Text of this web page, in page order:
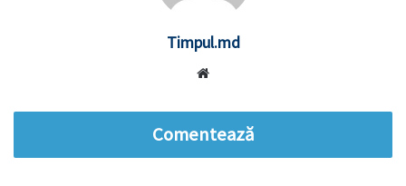
Timpul.md
Comentează